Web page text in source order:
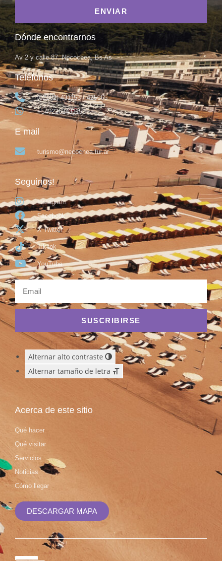
ENVIAR
Dónde encontrarnos
Av 2 y calle 87, Necochea, Bs As
Teléfonos
(02262) 431153 / 425665
+5492262431153
E mail
turismo@necochea.tur.ar
Seguinos!
Instagram
Facebook
X Twitter
TikTok
YouTube
SUSCRIBIRSE
Alternar alto contraste
Alternar tamaño de letra
Acerca de este sitio
Qué hacer
Qué visitar
Servicios
Noticias
Cómo llegar
DESCARGAR MAPA